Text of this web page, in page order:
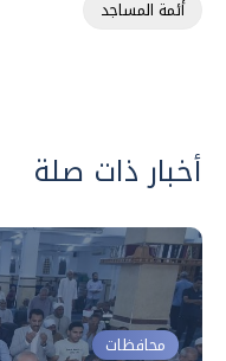
أئمة المساجد
أخبار ذات صلة
محافظات